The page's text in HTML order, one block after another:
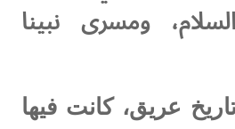
ومسرى نبينا
عريق، كانت فيها